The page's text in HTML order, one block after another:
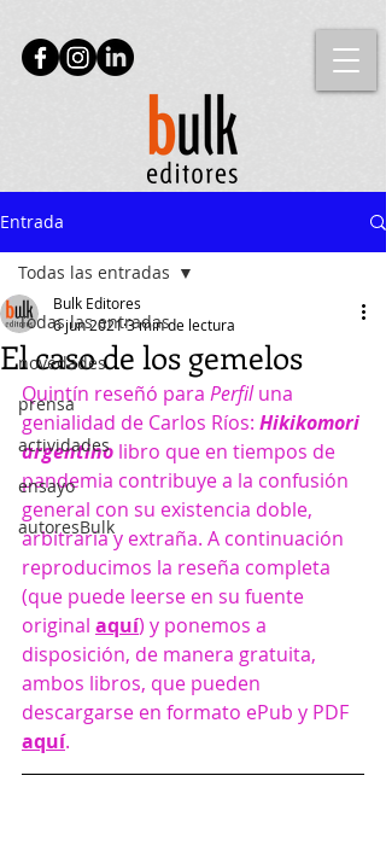
Entrada
Todas las entradas
novedades
prensa
actividades
ensayo
autoresBulk
Todas las entradas
El caso de los gemelos
Bulk Editores
6 jun 20213 min de lectura
Quintín reseñó para Perfil una
genialidad de Carlos Ríos: Hikikomori
argentino libro que en tiempos de
pandemia contribuye a la confusión
general con su existencia doble,
arbitraria y extraña. A continuación
reproducimos la reseña completa
(que puede leerse en su fuente
original aquí) y ponemos a
disposición, de manera gratuita,
ambos libros, que pueden
descargarse en formato ePub y PDF
aquí.